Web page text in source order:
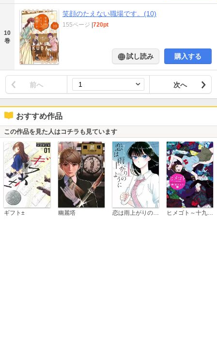
10
巻
笑顔のたえない職場です。(10)
155ページ |720pt
試し読み 購入する
前へ 次へ
おすすめ作品
この作品を見た人はコチラも見ています
ギフト± 幽麗塔 ヒメゴト～十九歳の制服～